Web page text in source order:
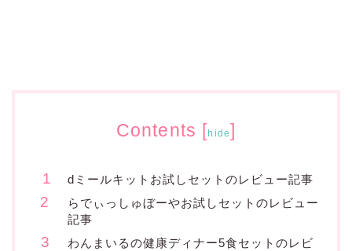
Contents [hide]
dミールキットお試しセットのレビュー記事
らでぃっしゅぼーやお試しセットのレビュー
記事
わんまいるの健康ディナー5食セットのレビ